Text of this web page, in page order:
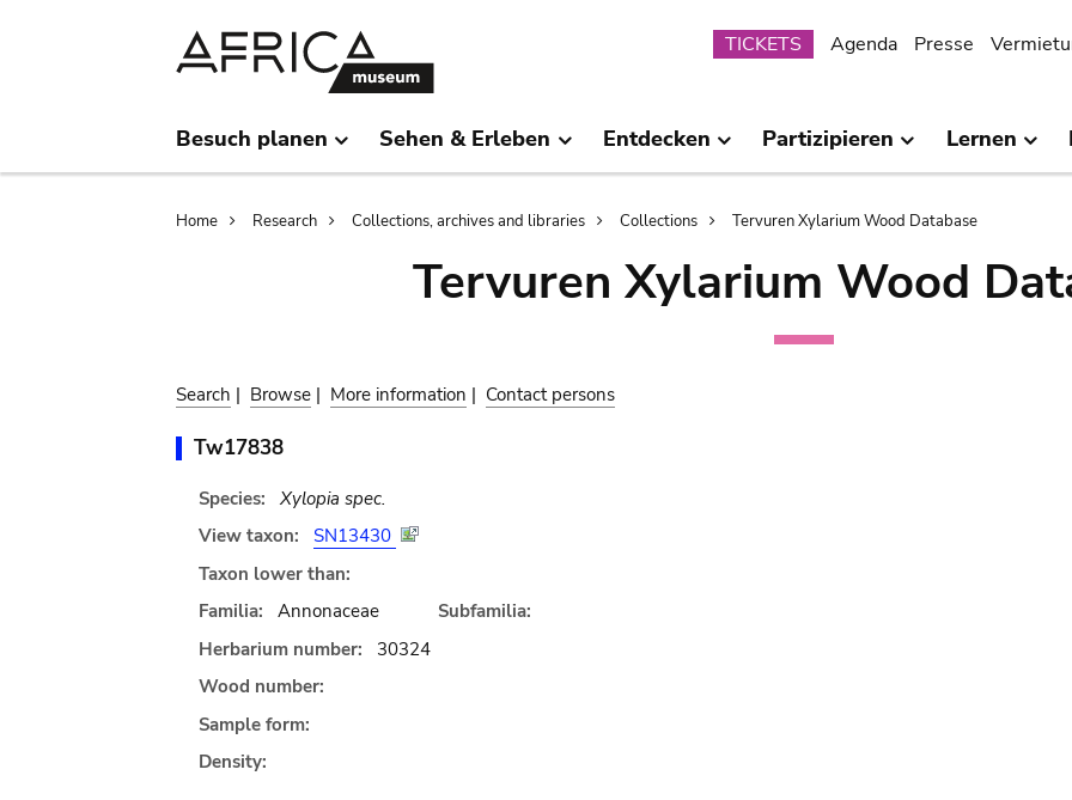
Submenu
TICKETS Agenda Presse
Besuch planen Sehen & Erleben Entdecken Partizipieren Lernen
Breadcrumb
Home Research Collections, archives and libraries Collections Tervuren Xylarium Wood Database
Tervuren Xylarium Wood
Search | Browse | More information | Contact persons
Tw17838
Species:
Xylopia spec.
View taxon:
SN13430
Taxon lower than:
Familia:
Annonaceae
Subfamilia:
Herbarium number:
30324
Wood number:
Sample form:
Density: